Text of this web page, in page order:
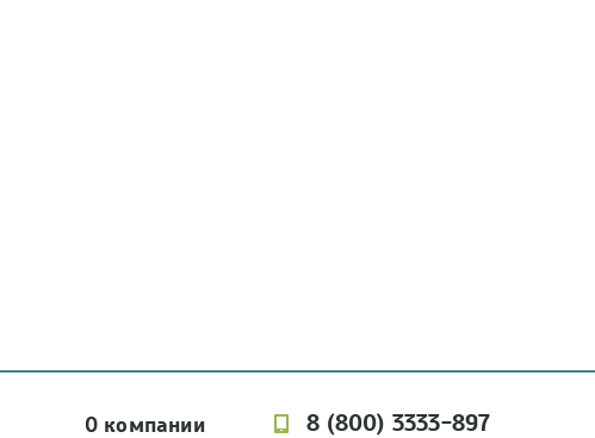
О компании 8 (800) 3333-897